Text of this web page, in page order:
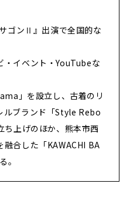
ゴンⅡ』出演で全国的な
・イベント・YouTubeな
」を設立し、古着のリ
ルブランド「Style Rebo
ち上げのほか、熊本市西
合した「KAWACHI BA
。